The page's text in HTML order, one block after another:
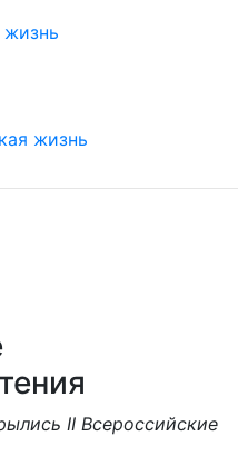
жизнь
жизнь
II Всероссийские